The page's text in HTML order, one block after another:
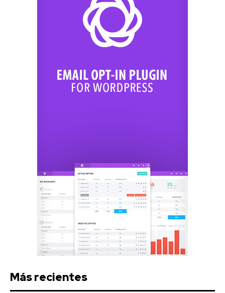
Más recientes